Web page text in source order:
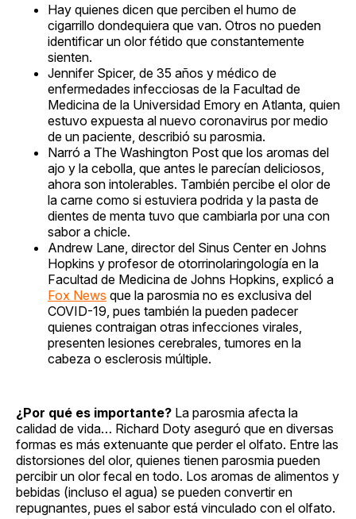
Hay quienes dicen que perciben el humo de
cigarrillo dondequiera que van. Otros no pueden
identificar un olor fétido que constantemente
sienten.
Jennifer Spicer, de 35 años y médico de
enfermedades infecciosas de la Facultad de
Medicina de la Universidad Emory en Atlanta, quien
estuvo expuesta al nuevo coronavirus por medio
de un paciente, describió su parosmia.
Narró a The Washington Post que los aromas del
ajo y la cebolla, que antes le parecían deliciosos,
ahora son intolerables. También percibe el olor de
la carne como si estuviera podrida y la pasta de
dientes de menta tuvo que cambiarla por una con
sabor a chicle.
Andrew Lane, director del Sinus Center en Johns
Hopkins y profesor de otorrinolaringología en la
Facultad de Medicina de Johns Hopkins, explicó a
Fox News que la parosmia no es exclusiva del
COVID-19, pues también la pueden padecer
quienes contraigan otras infecciones virales,
presenten lesiones cerebrales, tumores en la
cabeza o esclerosis múltiple.
¿Por qué es importante? La parosmia afecta la
calidad de vida… Richard Doty aseguró que en diversas
formas es más extenuante que perder el olfato. Entre las
distorsiones del olor, quienes tienen parosmia pueden
percibir un olor fecal en todo. Los aromas de alimentos y
bebidas (incluso el agua) se pueden convertir en
repugnantes, pues el sabor está vinculado con el olfato.